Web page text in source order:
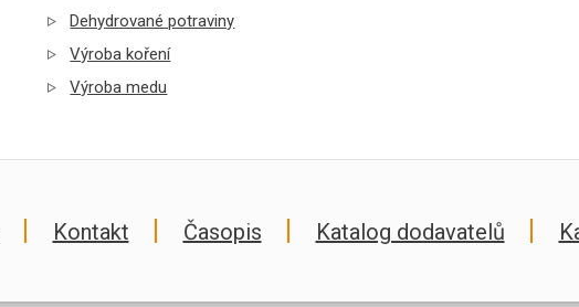
Dehydrované potraviny
Výroba koření
Výroba medu
Kontakt Časopis Katalog dodavatelů